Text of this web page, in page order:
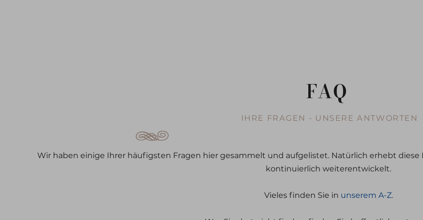
FAQ
IHRE FRAGEN - UNSERE ANTWORTEN
Wir haben einige Ihrer häufigsten Fragen hier gesammelt und aufgelistet. Natürlich erhebt
kontinuierlich weiterentwickelt.
Vieles finden Sie in unserem A-Z.